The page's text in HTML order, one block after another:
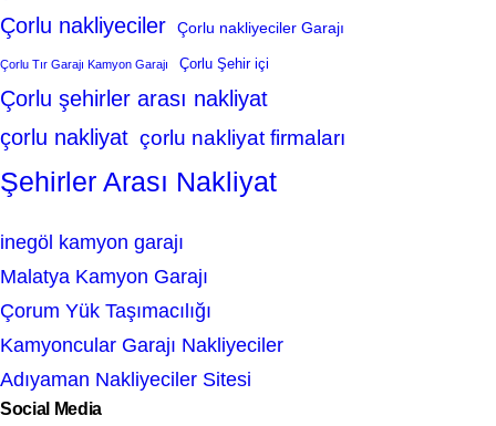
Çorlu nakliyeciler Çorlu nakliyeciler Garajı
Çorlu Tır Garajı Kamyon Garajı Çorlu Şehir içi
Çorlu şehirler arası nakliyat
çorlu nakliyat çorlu nakliyat firmaları
Şehirler Arası Nakliyat
inegöl kamyon garajı
Malatya Kamyon Garajı
Çorum Yük Taşımacılığı
Kamyoncular Garajı Nakliyeciler
Adıyaman Nakliyeciler Sitesi
Social Media